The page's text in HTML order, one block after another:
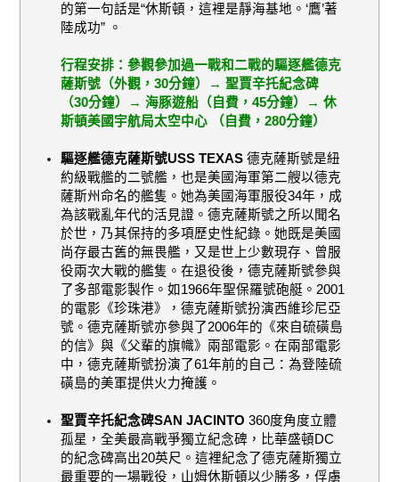
的第一句話是“休斯頓，這裡是靜海基地。‘鷹’著
陸成功” 。
行程安排：參觀參加過一戰和二戰的驅逐艦德克
薩斯號（外觀，30分鐘）→ 聖賈辛托紀念碑
（30分鐘）→ 海豚遊船（自費，45分鐘）→休
斯頓美國宇航局太空中心 （自費，280分鐘）
驅逐艦德克薩斯號USS TEXAS德克薩斯號是紐
約級戰艦的二號艦，也是美國海軍第二艘以德克
薩斯州命名的艦隻。她為美國海軍服役34年，成
為該戰亂年代的活見證。德克薩斯號之所以聞名
於世，乃其保持的多項歷史性紀錄。她既是美國
尚存最古舊的無畏艦，又是世上少數現存、曾服
役兩次大戰的艦隻。在退役後，德克薩斯號參與
了多部電影製作。如1966年聖保羅號砲艇。 2001
的電影《珍珠港》，德克薩斯號扮演西維珍尼亞
號。德克薩斯號亦參與了2006年的《來自硫磺島
的信》與《父輩的旗幟》兩部電影。在兩部電影
中，德克薩斯號扮演了61年前的自己：為登陸硫
磺島的美軍提供火力掩護。
聖賈辛托紀念碑SAN JACINTO360度角度立體
孤星，全美最高戰爭獨立紀念碑，比華盛頓DC
的紀念碑高出20英尺。這裡紀念了德克薩斯獨立
最重要的一場戰役，山姆休斯頓以少勝多，俘虜